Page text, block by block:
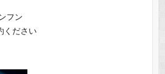
フン
ください